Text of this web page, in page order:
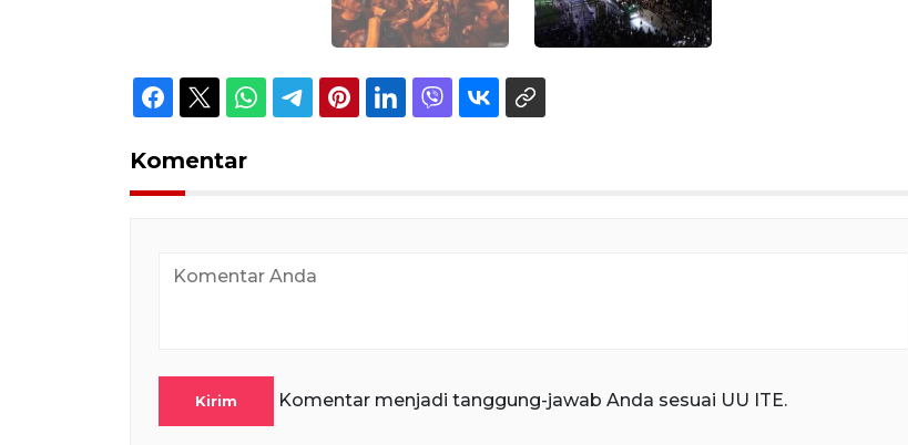
Komentar
Kirim Komentar menjadi tanggung-jawab Anda sesuai UU ITE.